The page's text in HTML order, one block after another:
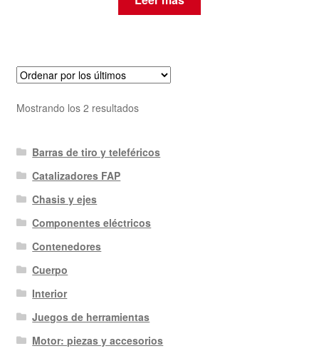
Mostrando los 2 resultadosOrdenado
últimos
Barras de tiro y teleféricos
Catalizadores FAP
Chasis y ejes
Componentes eléctricos
Contenedores
Cuerpo
Interior
Juegos de herramientas
Motor: piezas y accesorios